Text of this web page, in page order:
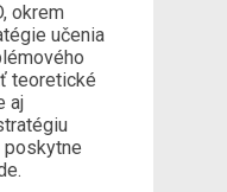
okrem
učenia
teoretické
aj
poskytne